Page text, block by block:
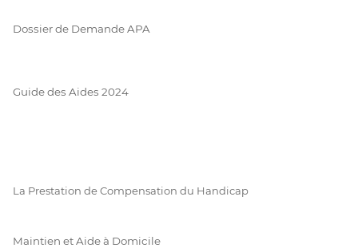
Dossier de Demande APA
Guide des Aides 2024
La Prestation de Compensation du Handicap
Maintien et Aide à Domicile